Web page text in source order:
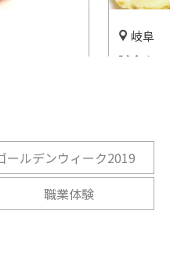
に登場!!
岐阜
試食も
ールデンウィーク2019
職業体験